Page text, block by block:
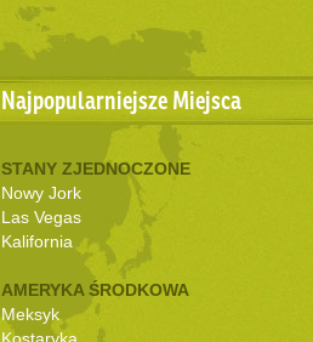
Najpopularniejsze Miejsca
STANY ZJEDNOCZONE
Nowy Jork
Las Vegas
Kalifornia
AMERYKA ŚRODKOWA
Meksyk